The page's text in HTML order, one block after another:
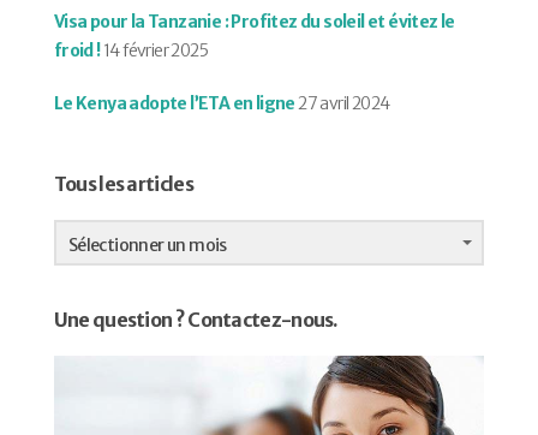
Visa pour la Tanzanie : Profitez du soleil et évitez le
froid !14 février 2025
Le Kenya adopte l’ETA en ligne27 avril 2024
Tous les articles
Tous
les
articles
Sélectionner un mois
Une question ? Contactez-nous.